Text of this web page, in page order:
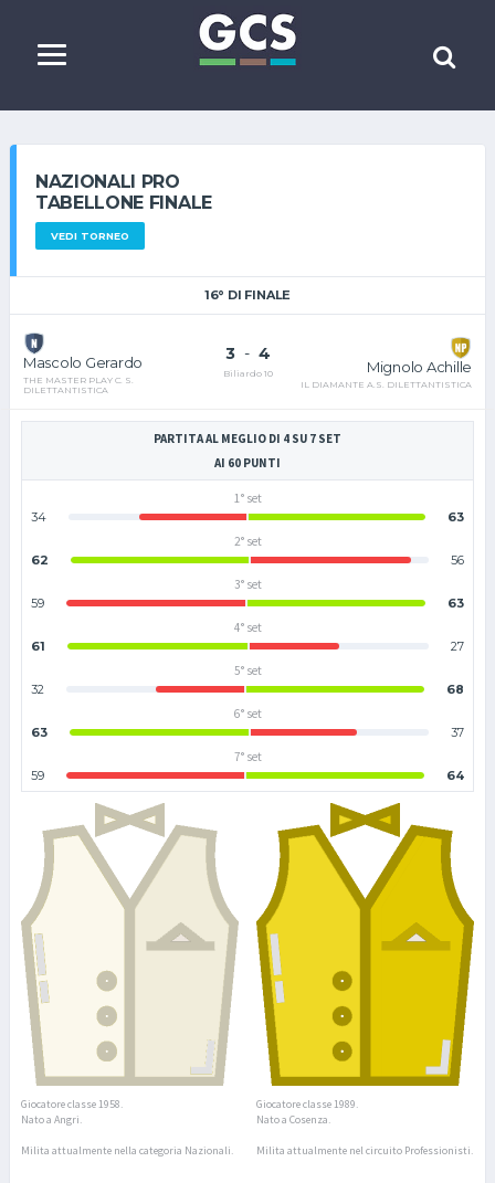
NAZIONALI PRO
TABELLONE FINALE
VEDI TORNEO
16° DI FINALE
Mascolo Gerardo
THE MASTER PLAY C. S.
DILETTANTISTICA
3- 4
Biliardo 10 Mignolo Achille
IL DIAMANTE A.S. DILETTANTISTICA
PARTITA AL MEGLIO DI 4 SU 7 SET
AI 60 PUNTI
1° set
34
63
2° set
62
56
3° set
59
63
4° set
61
27
5° set
32
68
6° set
63
37
7° set
59
64
Giocatore classe 1958.
Nato a Angri.
Milita attualmente nella categoria Nazionali.
Giocatore classe 1989.
Nato a Cosenza.
Milita attualmente nel circuito Professionisti.